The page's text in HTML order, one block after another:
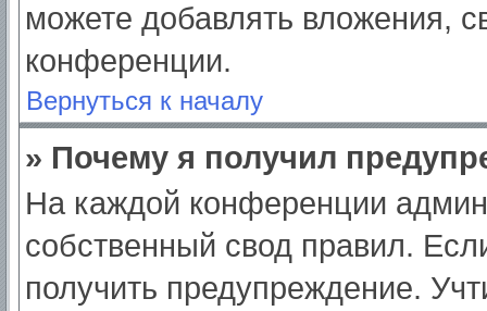
можете добавлять вложения,
конференции.
Вернуться к началу
» Почему я получил
На каждой конференции
собственный свод правил.
получить предупреждение.